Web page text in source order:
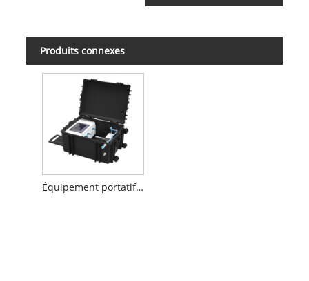
Produits connexes
Équipement portatif d'analyse de l'eau